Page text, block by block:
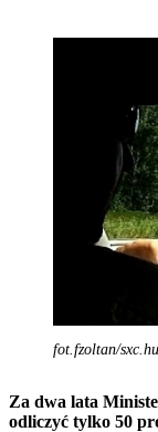
fot.fzoltan/sxc.hu
Za dwa lata
odliczyć tylko 50